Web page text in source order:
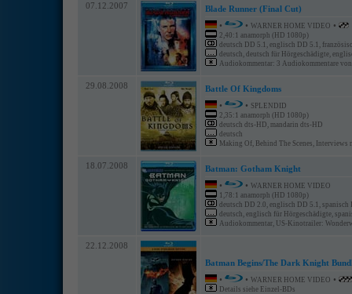
07.12.2007
Blade Runner (Final Cut)
•
• WARNER HOME VIDEO •
2,40:1 anamorph (HD 1080p)
deutsch DD 5.1, englisch DD 5.1,
deutsch, deutsch für Hörgeschädigte,
Audiokommentar: 3 Audiokommentare von
29.08.2008
Battle Of Kingdoms
•
• SPLENDID
2,35:1 anamorph (HD 1080p)
deutsch dts-HD, mandarin dts-HD
deutsch
Making Of, Behind The Scenes, Interviews
18.07.2008
Batman: Gotham Knight
•
• WARNER HOME VIDEO
1,78:1 anamorph (HD 1080p)
deutsch DD 2.0, englisch DD 5.1, spanisch
deutsch, englisch für Hörgeschädigte,
Audiokommentar, US-Kinotrailer:
22.12.2008
Batman Begins/The Dark Knight
•
• WARNER HOME VIDEO •
Details siehe Einzel-BDs